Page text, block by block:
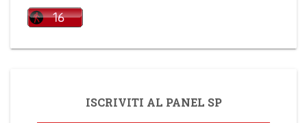
ISCRIVITI AL PANEL SP